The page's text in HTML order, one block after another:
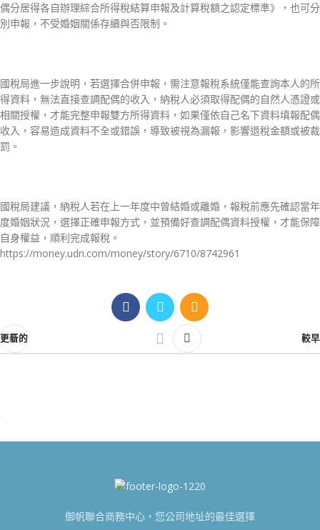
偶分居得各自辦理綜合所得稅結算申報及計算稅額之認定標準》，也可分
別申報，不受婚姻關係存續與否限制。
國稅局進一步說明，若選擇合併申報，需注意報稅系統僅能查詢本人的所
得資料，無法直接查調配偶的收入，納稅人必須取得配偶的自然人憑證或
相關授權，才能完整申報雙方所得資料，如果僅依自己名下資料填報配偶
收入，容易造成資料不全或錯誤，導致被視為漏報，影響退稅金額或被裁
罰。
國稅局建議，納稅人若在上一年度中曾結婚或離婚，報稅前應先確認當年
度婚姻狀況，選擇正確申報方式，並預備好查調配偶資料授權，才能保障
自身權益，順利完成報稅。
https://money.udn.com/money/story/6710/8742961
更新的 較早
御帆聯合商務中心，您公司地址的最佳選擇